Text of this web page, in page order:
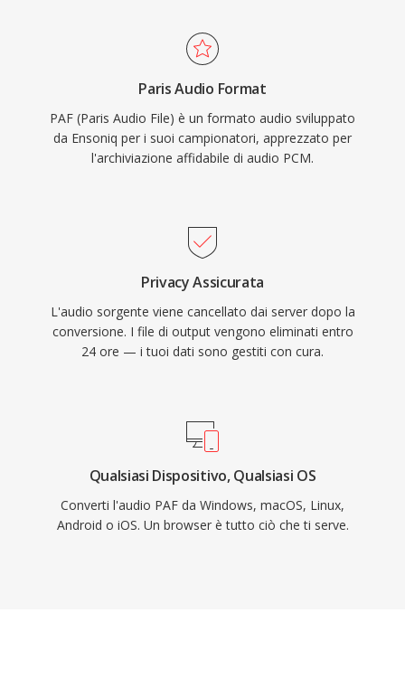
Paris Audio Format
PAF (Paris Audio File) è un formato audio sviluppato
da Ensoniq per i suoi campionatori, apprezzato per
l'archiviazione affidabile di audio PCM.
Privacy Assicurata
L'audio sorgente viene cancellato dai server dopo la
conversione. I file di output vengono eliminati entro
24 ore — i tuoi dati sono gestiti con cura.
Qualsiasi Dispositivo, Qualsiasi OS
Converti l'audio PAF da Windows, macOS, Linux,
Android o iOS. Un browser è tutto ciò che ti serve.